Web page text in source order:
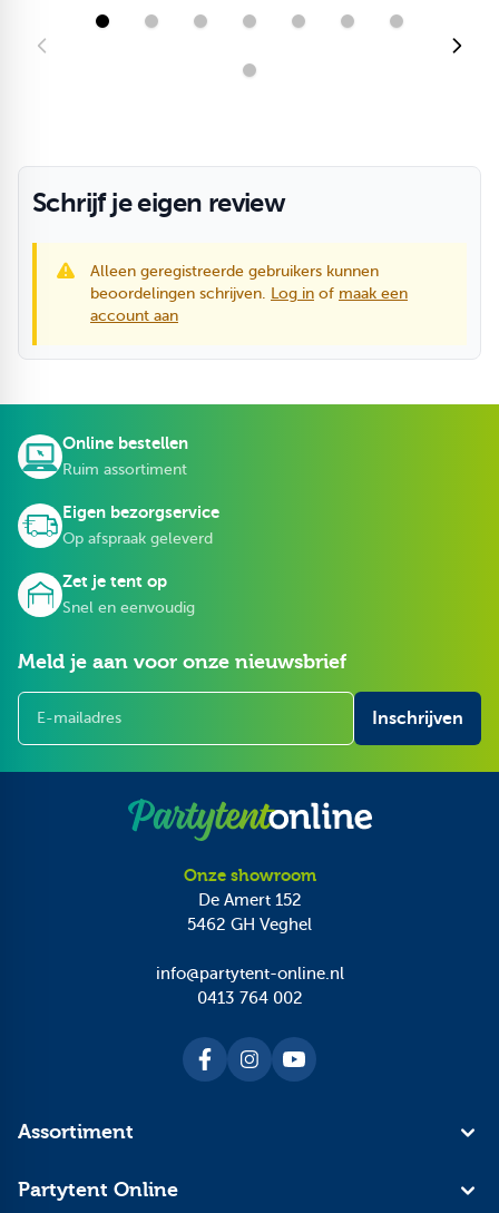
Schrijf je eigen review
Alleen geregistreerde gebruikers kunnen
beoordelingen schrijven.
Log in of maak een
account aan
Online bestellen
Ruim assortiment
Eigen bezorgservice
Op afspraak geleverd
Zet je tent op
Snel en eenvoudig
Meld je aan voor onze nieuwsbrief
E-mailadres
Inschrijven
Onze showroom
De Amert 152
5462 GH Veghel
info@partytent-online.nl
0413 764 002
Assortiment
Partytent Online